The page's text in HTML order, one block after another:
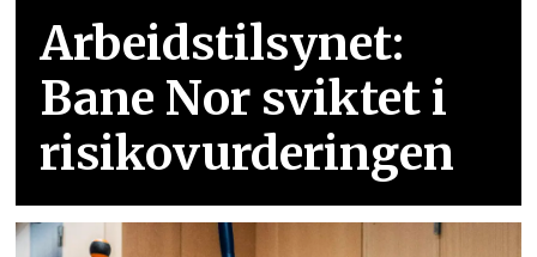
Arbeidstilsynet:
Bane Nor sviktet i
risikovurderingen